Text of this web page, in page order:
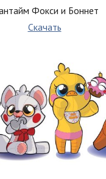
Фокси и Боннет
Скачать